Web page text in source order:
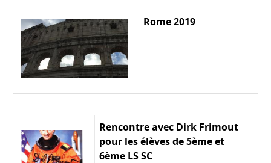
Rome 2019
Rencontre avec Dirk Frimout
pour les élèves de 5ème et
6ème LS SC